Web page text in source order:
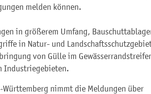
melden können.
in größerem Umfang,
in Natur- und
von Gülle im
Industriegebieten.
nimmt die Meldungen über